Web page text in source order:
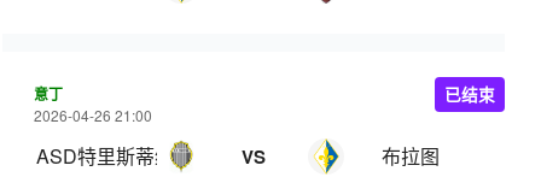
意丁
2026-04-26 21:00
ASD特里斯蒂纳体育 VS 布拉图
已结束